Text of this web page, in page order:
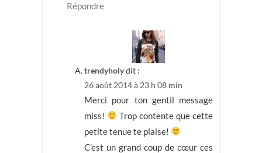
Répondre
trendyholydit :
26 août 2014 à 23 h 08 min
Merci pour ton gentil message
miss!
Trop contente que cette
petite tenue te plaise!
C’est un grand coup de cœur ces